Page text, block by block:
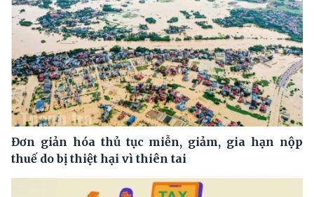
Đơn giản hóa thủ tục miễn, giảm, gia hạn nộp
thuế do bị thiệt hại vì thiên tai